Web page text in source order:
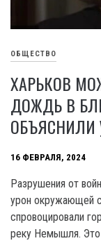
ОБЩЕСТВО
ХАРЬКОВ
ДОЖДЬ В
ОБЪЯСНИЛИ
16 ФЕВРАЛЯ, 2024
Разрушения от
урон окружающей
спровоцировали
реку Немышля. Это